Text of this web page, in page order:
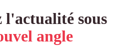
l'actualité sous
angle